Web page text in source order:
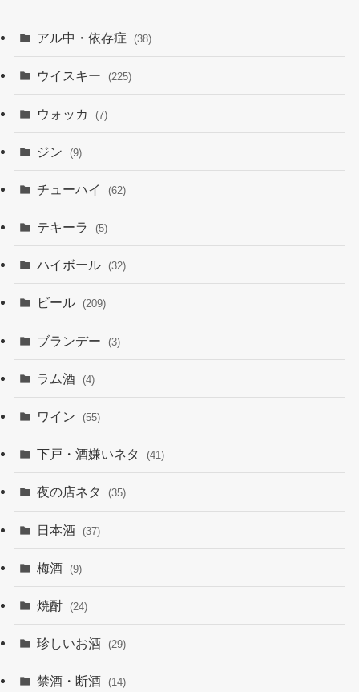
アル中・依存症 (38)
ウイスキー (225)
ウォッカ (7)
ジン (9)
チューハイ (62)
テキーラ (5)
ハイボール (32)
ビール (209)
ブランデー (3)
ラム酒 (4)
ワイン (55)
下戸・酒嫌いネタ (41)
夜の店ネタ (35)
日本酒 (37)
梅酒 (9)
焼酎 (24)
珍しいお酒 (29)
禁酒・断酒 (14)